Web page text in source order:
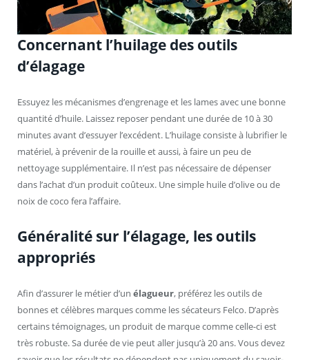
Concernant l’huilage des outils
d’élagage
Essuyez les mécanismes d’engrenage et les lames avec une bonne
quantité d’huile. Laissez reposer pendant une durée de 10 à 30
minutes avant d’essuyer l’excédent. L’huilage consiste à lubrifier le
matériel, à prévenir de la rouille et aussi, à faire un peu de
nettoyage supplémentaire. Il n’est pas nécessaire de dépenser
dans l’achat d’un produit coûteux. Une simple huile d’olive ou de
noix de coco fera l’affaire.
Généralité sur l’élagage, les outils
appropriés
Afin d’assurer le métier d’un élagueur, préférez les outils de
bonnes et célèbres marques comme les sécateurs Felco. D’après
certains témoignages, un produit de marque comme celle-ci est
très robuste. Sa durée de vie peut aller jusqu’à 20 ans. Vous devez